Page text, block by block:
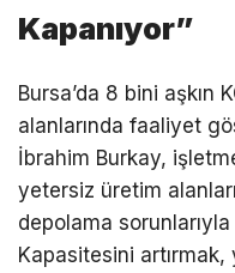
Kapanıyor”
Bursa’da 8 bini aşkın
alanlarında faaliyet
İbrahim Burkay,
yetersiz üretim
depolama sorunlarıyla
Kapasitesini artırmak,